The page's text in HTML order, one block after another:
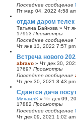
Последнее сообщение
Пт мар 04, 2022 4:58
отдам даром
Татьяна Байкова » Чт
17953 Просмотры
Последнее сообщение
Чт янв 13, 2022 7:57 pm
Встреча нового
abravo » Чт дек 30,
17697 Просмотры
Последнее сообщение
Чт дек 30, 2021 8:43 pm
Сдаётся дача
МихаилК » Чт дек 09,
17882 Просмотры
Последнее сообщение
Чт дек 09, 2021 1:02 am